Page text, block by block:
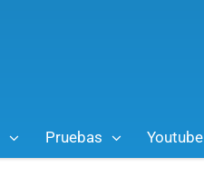
Pruebas Youtube